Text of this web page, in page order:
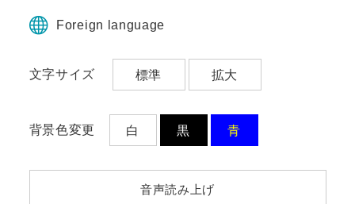
Foreign language
文字サイズ 標準 拡大
背景色変更 白 黒 青
音声読み上げ